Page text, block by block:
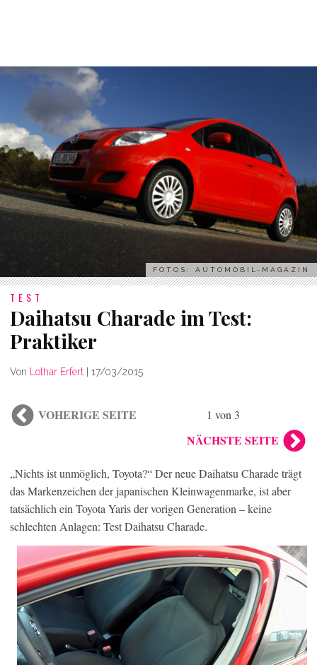
FOTOS: AUTOMOBIL-MAGAZIN
TEST
Daihatsu Charade im Test:
Praktiker
Von Lothar Erfert | 17/03/2015
VOHERIGE SEITE 1 von 3
NÄCHSTE SEITE
„Nichts ist unmöglich, Toyota?“ Der neue Daihatsu Charade trägt
das Markenzeichen der japanischen Kleinwagenmarke, ist aber
tatsächlich ein Toyota Yaris der vorigen Generation – keine
schlechten Anlagen: Test Daihatsu Charade.